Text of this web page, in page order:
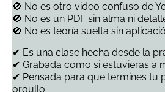
🚫 No es otro video confuso de
🚫 No es un PDF sin alma ni
🚫 No es teoría suelta sin
✔ Es una clase hecha desde la
✔ Grabada como si estuvieras a
✔ Pensada para que termines tu
orgullo